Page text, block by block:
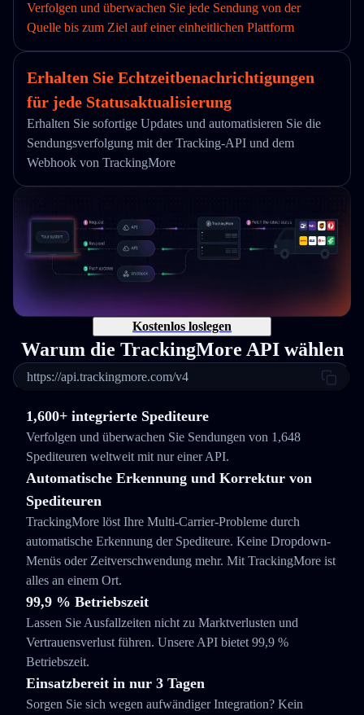
Verfolgen und überwachen Sie jede Sendung von der
Quelle bis zum Ziel auf einer einheitlichen Plattform
Erhalten Sie Echtzeitbenachrichtigungen
für jede Statusaktualisierung
Erhalten Sie sofortige Updates und automatisieren Sie die
Sendungsverfolgung mit der Tracking-API und dem
Webhook von TrackingMore
Kostenlos loslegen
Warum die TrackingMore API wählen
https://api.trackingmore.com/v4
1,600+ integrierte Spediteure
Verfolgen und überwachen Sie Sendungen von 1,648
Spediteuren weltweit mit nur einer API.
Automatische Erkennung und Korrektur von
Spediteuren
TrackingMore löst Ihre Multi-Carrier-Probleme durch
automatische Erkennung der Spediteure. Keine Dropdown-
Menüs oder Zeitverschwendung mehr. Mit TrackingMore ist
alles an einem Ort.
99,9 % Betriebszeit
Lassen Sie Ausfallzeiten nicht zu Marktverlusten und
Vertrauensverlust führen. Unsere API bietet 99,9 %
Betriebszeit.
Einsatzbereit in nur 3 Tagen
Sorgen Sie sich wegen aufwändiger Integration? Kein